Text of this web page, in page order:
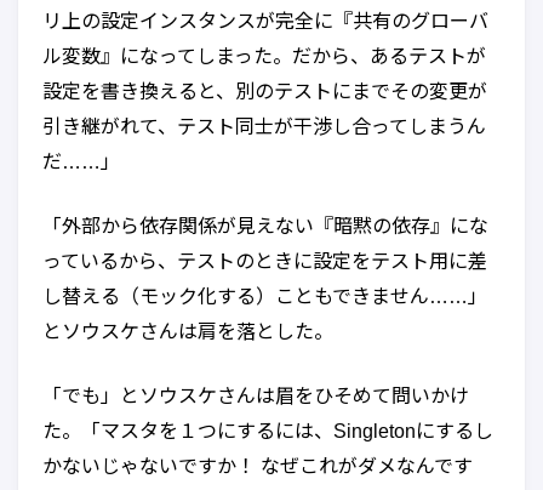
リ上の設定インスタンスが完全に『共有のグローバ
ル変数』になってしまった。だから、あるテストが
設定を書き換えると、別のテストにまでその変更が
引き継がれて、テスト同士が干渉し合ってしまうん
だ……」
「外部から依存関係が見えない『暗黙の依存』にな
っているから、テストのときに設定をテスト用に差
し替える（モック化する）こともできません……」
とソウスケさんは肩を落とした。
「でも」とソウスケさんは眉をひそめて問いかけ
た。「マスタを１つにするには、Singletonにするし
かないじゃないですか！ なぜこれがダメなんです